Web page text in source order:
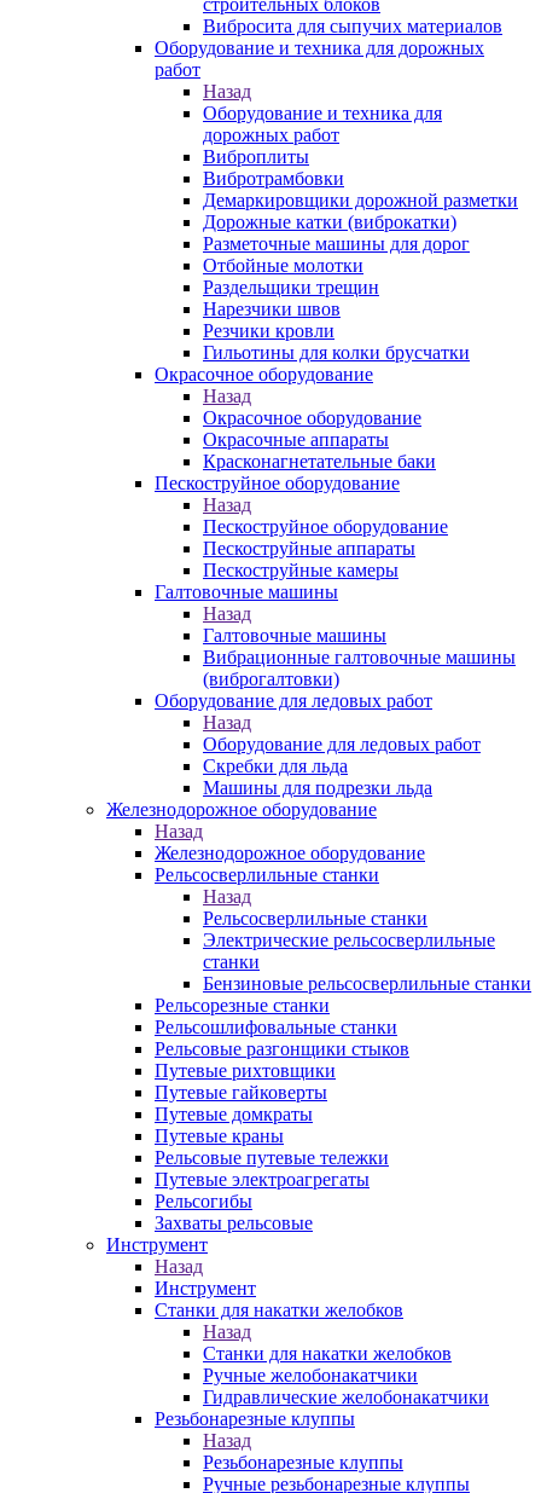
строительных блоков
Вибросита для сыпучих материалов
Оборудование и техника для дорожных
работ
Назад
Оборудование и техника для
дорожных работ
Виброплиты
Вибротрамбовки
Демаркировщики дорожной разметки
Дорожные катки (виброкатки)
Разметочные машины для дорог
Отбойные молотки
Раздельщики трещин
Нарезчики швов
Резчики кровли
Гильотины для колки брусчатки
Окрасочное оборудование
Назад
Окрасочное оборудование
Окрасочные аппараты
Красконагнетательные баки
Пескоструйное оборудование
Назад
Пескоструйное оборудование
Пескоструйные аппараты
Пескоструйные камеры
Галтовочные машины
Назад
Галтовочные машины
Вибрационные галтовочные машины
(виброгалтовки)
Оборудование для ледовых работ
Назад
Оборудование для ледовых работ
Скребки для льда
Машины для подрезки льда
Железнодорожное оборудование
Назад
Железнодорожное оборудование
Рельсосверлильные станки
Назад
Рельсосверлильные станки
Электрические рельсосверлильные
станки
Бензиновые рельсосверлильные станки
Рельсорезные станки
Рельсошлифовальные станки
Рельсовые разгонщики стыков
Путевые рихтовщики
Путевые гайковерты
Путевые домкраты
Путевые краны
Рельсовые путевые тележки
Путевые электроагрегаты
Рельсогибы
Захваты рельсовые
Инструмент
Назад
Инструмент
Станки для накатки желобков
Назад
Станки для накатки желобков
Ручные желобонакатчики
Гидравлические желобонакатчики
Резьбонарезные клуппы
Назад
Резьбонарезные клуппы
Ручные резьбонарезные клуппы